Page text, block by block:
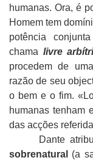
humanas. Ora, é
Homem tem
potência
chama livre
procedem de
razão de seu
o bem e o fim.
humanas tenham
das acções
Dante atribui
sobrenatural
(a